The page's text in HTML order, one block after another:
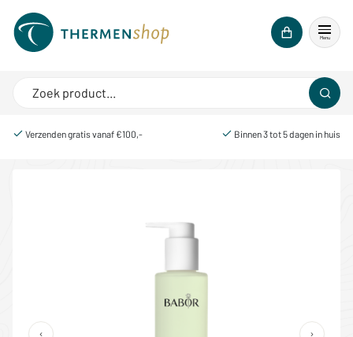
Menu
Verzenden gratis vanaf €100,- Binnen 3 tot 5 dagen in huis